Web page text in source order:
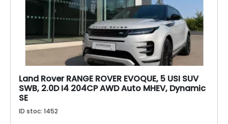
Land Rover RANGE ROVER EVOQUE, 5 USI SUV
SWB, 2.0D I4 204CP AWD Auto MHEV, Dynamic
SE
ID stoc: 1452